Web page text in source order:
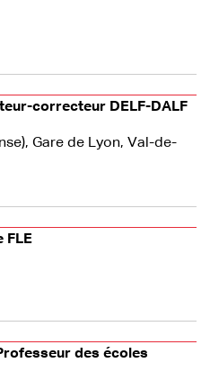
correcteur DELF-DALF
Gare de Lyon, Val-de-
FLE
des écoles